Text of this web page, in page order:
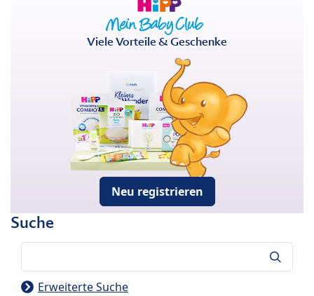
Viele Vorteile & Geschenke
Neu registrieren
Suche
Erweiterte Suche